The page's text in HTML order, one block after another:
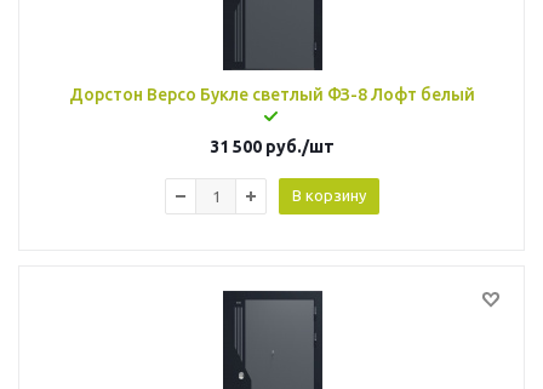
Дорстон Версо Букле светлый ФЗ-8 Лофт белый
31 500 руб./шт
В корзину